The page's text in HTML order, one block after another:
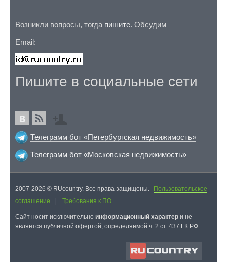
Возникли вопросы, тогда пишите. Обсудим
Email:
Пишите в социальные сети
Телеграмм бот «Петербургская недвижимость»
Телеграмм бот «Московская недвижимость»
2007-2026 © RUcountry. Все права защищены.
Пользовательское
соглашение
| Требования к ПО
Cайт носит исключительно информационный характер и не
является публичной офертой, определяемой ч. 2 ст. 437 ГК РФ.